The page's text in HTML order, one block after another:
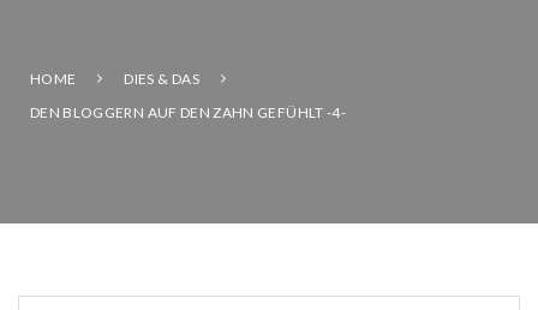
HOME
DIES & DAS
DEN BLOGGERN AUF DEN ZAHN GEFÜHLT -4-